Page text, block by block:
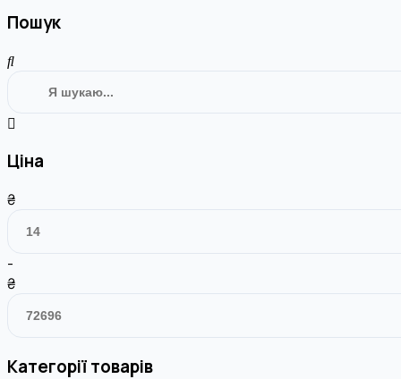
Пошук
Ціна
₴
-
₴
Категорії товарів